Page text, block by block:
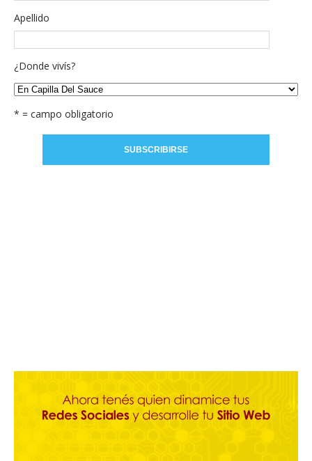
Apellido
¿Donde vivís?
* = campo obligatorio